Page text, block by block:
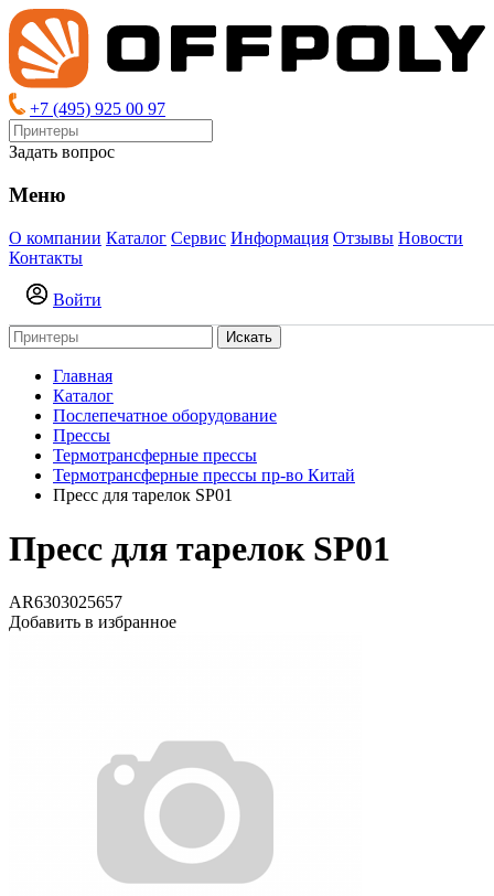
+7 (495) 925 00 97
Задать вопрос
Меню
О компании Каталог Сервис Информация Отзывы Новости
Контакты
Войти
Искать
Главная
Каталог
Послепечатное оборудование
Прессы
Термотрансферные прессы
Термотрансферные прессы пр-во Китай
Пресс для тарелок SP01
Пресс для тарелок SP01
AR6303025657
Добавить в избранное